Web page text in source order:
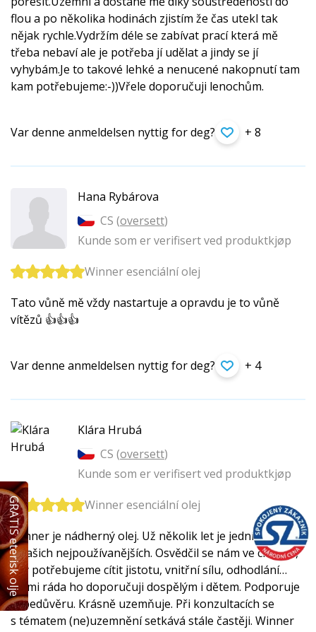
flou a po několika hodinách zjistím že čas utekl tak
nějak rychle.Vydržím déle se zabívat prací která mě
třeba nebaví ale je potřeba jí udělat a jindy se jí
vyhybám.Je to takové lehké a nenucené nakopnutí tam
kam potřebujeme:-))Vřele doporučuji lenochům.
Var denne anmeldelsen nyttig for deg? + 8
Hana Rybárova
CS (oversett)
Kunde som er verifisert ved produktkjøp
Winner esenciální olej
Tato vůně mě vždy nastartuje a opravdu je to vůně
vítězů 👍👍👍
Var denne anmeldelsen nyttig for deg? + 4
Klára Hrubá
CS (oversett)
Kunde som er verifisert ved produktkjøp
Winner esenciální olej
Winner je nádherný olej. Už několik let je jedním
z našich nejpoužívanějších. Osvědčil se nám ve chvílích,
kdy potřebujeme cítit jistotu, vnitřní sílu, odhodlání…
Velmi ráda ho doporučuji dospělým i dětem. Podporuje
sebedůvěru. Krásně uzemňuje. Při konzultacích se
s tématem (ne)uzemnění setkává stále častěji. Winner
GRATIS eterisk olje